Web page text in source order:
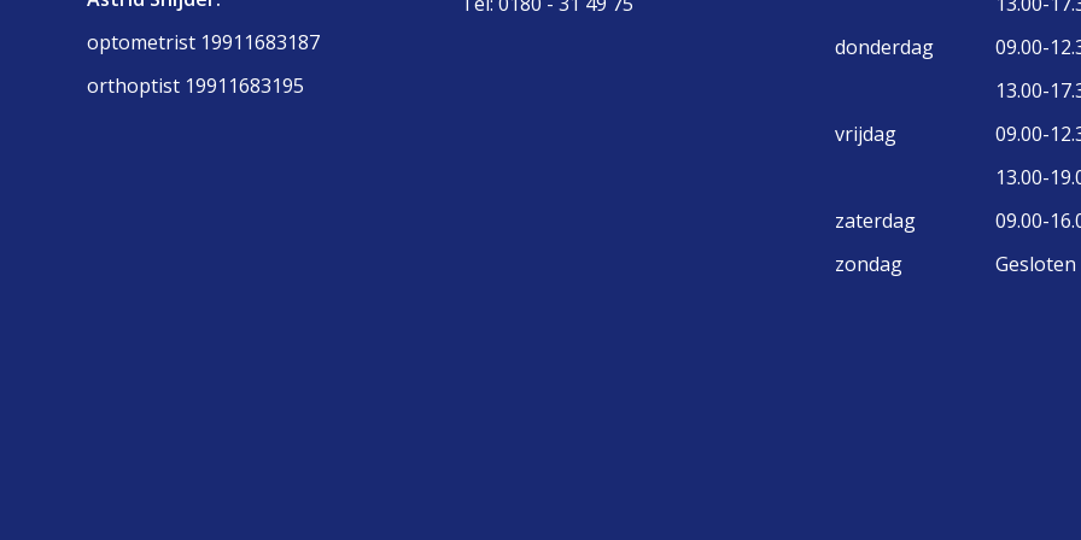
optometrist 19911683187
orthoptist 19911683195
donderdag
09.00-
13.00-
vrijdag
09.00-
13.00-
zaterdag
09.00-
zondag
Gesloten